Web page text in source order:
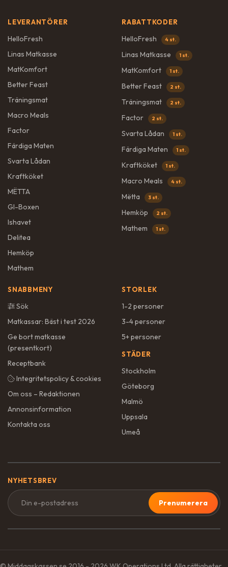
LEVERANTÖRER
HelloFresh
Linas Matkasse
MatKomfort
Better Feast
Träningsmat
Macro Meals
Factor
Färdiga Maten
Svarta Lådan
Kraftköket
MËTTA
GI-Boxen
Ishavet
Delitea
Hemköp
Mathem
RABATTKODER
HelloFresh 4 st.
Linas Matkasse 1 st.
MatKomfort 1 st.
Better Feast 2 st.
Träningsmat 2 st.
Factor 2 st.
Svarta Lådan 1 st.
Färdiga Maten 1 st.
Kraftköket 1 st.
Macro Meals 4 st.
Mëtta 3 st.
Hemköp 2 st.
Mathem 1 st.
SNABBMENY
Sök
Matkassar: Bäst i test 2026
Ge bort matkasse
(presentkort)
Receptbank
Integritetspolicy & cookies
Om oss – Redaktionen
Annonsinformation
Kontakta oss
STORLEK
1-2 personer
3-4 personer
5+ personer
STÄDER
Stockholm
Göteborg
Malmö
Uppsala
Umeå
NYHETSBREV
Prenumerera